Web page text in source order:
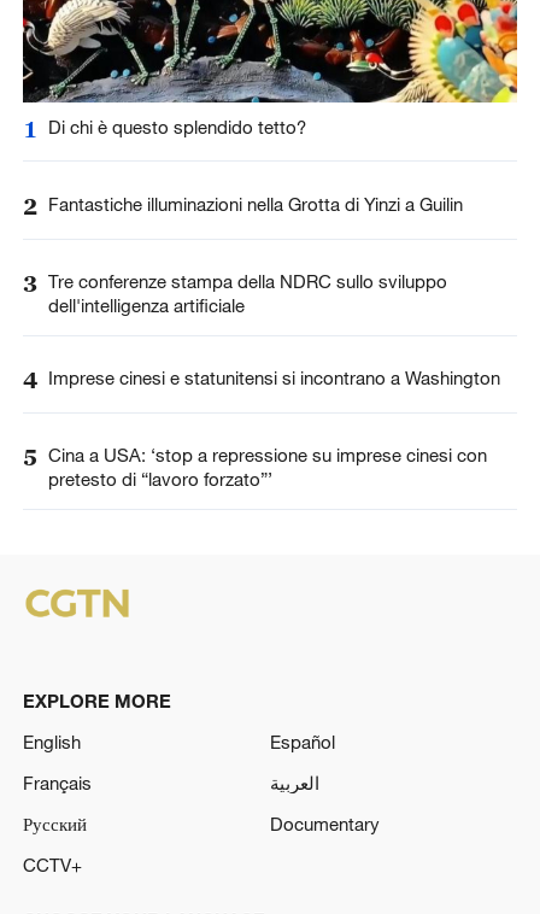
1 Di chi è questo splendido tetto?
2 Fantastiche illuminazioni nella Grotta di Yinzi a Guilin
3 Tre conferenze stampa della NDRC sullo sviluppo
dell'intelligenza artificiale
4 Imprese cinesi e statunitensi si incontrano a Washington
5 Cina a USA: ‘stop a repressione su imprese cinesi con
pretesto di “lavoro forzato”’
EXPLORE MORE
English
Español
Français
العربية
Русский
Documentary
CCTV+